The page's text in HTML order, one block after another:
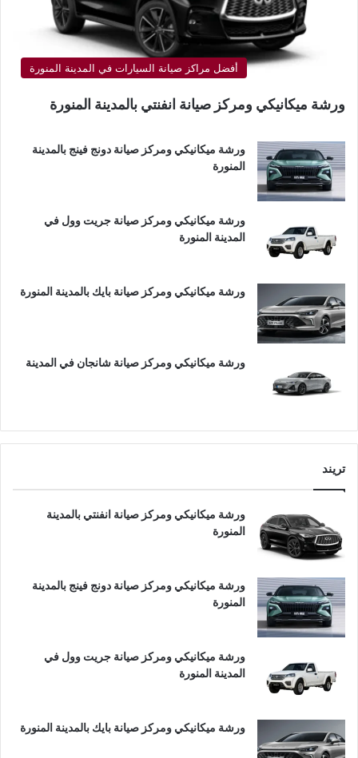
أفضل مراكز صيانة السيارات في المدينة المنورة
ورشة ميكانيكي ومركز صيانة انفنتي بالمدينة المنورة
ورشة ميكانيكي ومركز صيانة دونج فينج بالمدينة
المنورة
ورشة ميكانيكي ومركز صيانة جريت وول في
المدينة المنورة
ورشة ميكانيكي ومركز صيانة بايك بالمدينة المنورة
ورشة ميكانيكي ومركز صيانة شانجان في المدينة
تريند
ورشة ميكانيكي ومركز صيانة انفنتي بالمدينة
المنورة
ورشة ميكانيكي ومركز صيانة دونج فينج بالمدينة
المنورة
ورشة ميكانيكي ومركز صيانة جريت وول في
المدينة المنورة
ورشة ميكانيكي ومركز صيانة بايك بالمدينة المنورة